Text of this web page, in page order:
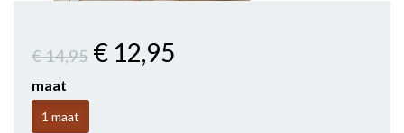
€ 14,95 € 12,95
maat
1 maat